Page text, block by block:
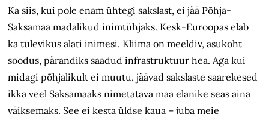
Ka siis, kui pole enam ühtegi sakslast, ei jää Põhja-
Saksamaa madalikud inimtühjaks. Kesk-Euroopas elab
ka tulevikus alati inimesi. Kliima on meeldiv, asukoht
soodus, pärandiks saadud infrastruktuur hea. Aga kui
midagi põhjalikult ei muutu, jäävad sakslaste saarekesed
ikka veel Saksamaaks nimetatava maa elanike seas aina
väiksemaks. See ei kesta üldse kaua – juba meie